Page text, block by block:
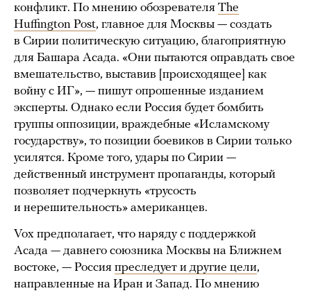
конфликт. По мнению обозревателя The
Huffington Post, главное для Москвы — создать
в Сирии политическую ситуацию, благоприятную
для Башара Асада. «Они пытаются оправдать свое
вмешательство, выставив [происходящее] как
войну с ИГ», — пишут опрошенные изданием
эксперты. Однако если Россия будет бомбить
группы оппозиции, враждебные «Исламскому
государству», то позиции боевиков в Сирии только
усилятся. Кроме того, удары по Сирии —
действенный инструмент пропаганды, который
позволяет подчеркнуть «трусость
и нерешительность» американцев.
Vox предполагает, что наряду с поддержкой
Асада — давнего союзника Москвы на Ближнем
востоке, — Россия преследует и другие цели,
направленные на Иран и Запад. По мнению